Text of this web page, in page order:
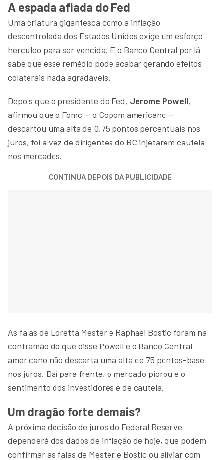
A espada afiada do Fed
Uma criatura gigantesca como a inflação
descontrolada dos Estados Unidos exige um esforço
hercúleo para ser vencida. E o Banco Central por lá
sabe que esse remédio pode acabar gerando efeitos
colaterais nada agradáveis.
Depois que o presidente do Fed, Jerome Powell,
afirmou que o Fomc — o Copom americano —
descartou uma alta de 0,75 pontos percentuais nos
juros, foi a vez de dirigentes do BC injetarem cautela
nos mercados.
CONTINUA DEPOIS DA PUBLICIDADE
As falas de Loretta Mester e Raphael Bostic foram na
contramão do que disse Powell e o Banco Central
americano não descarta uma alta de 75 pontos-base
nos juros. Daí para frente, o mercado piorou e o
sentimento dos investidores é de cautela.
Um dragão forte demais?
A próxima decisão de juros do Federal Reserve
dependerá dos dados de inflação de hoje, que podem
confirmar as falas de Mester e Bostic ou aliviar com